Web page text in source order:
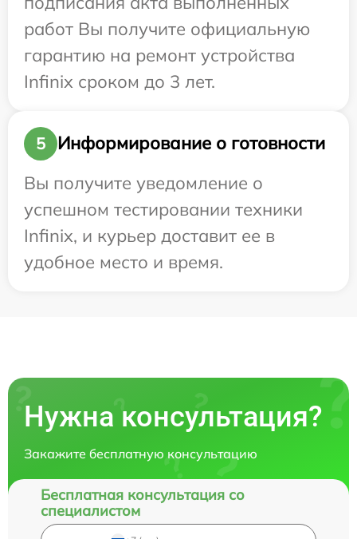
работ Вы получите официальную
гарантию на ремонт устройства
Infinix сроком до 3 лет.
5
Информирование о готовности
Вы получите уведомление о
успешном тестировании техники
Infinix, и курьер доставит ее в
удобное место и время.
Нужна консультация?
Закажите бесплатную консультацию
Бесплатная консультация со
специалистом